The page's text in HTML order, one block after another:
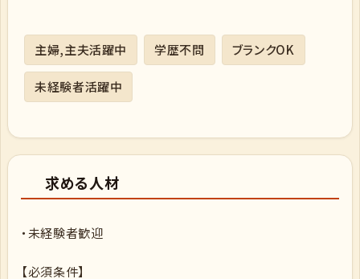
主婦,主夫活躍中 学歴不問 ブランクOK
未経験者活躍中
求める人材
・未経験者歓迎
【必須条件】